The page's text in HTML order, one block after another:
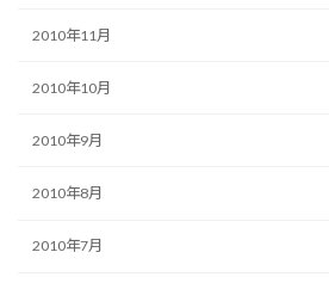
2010年11月
2010年10月
2010年9月
2010年8月
2010年7月